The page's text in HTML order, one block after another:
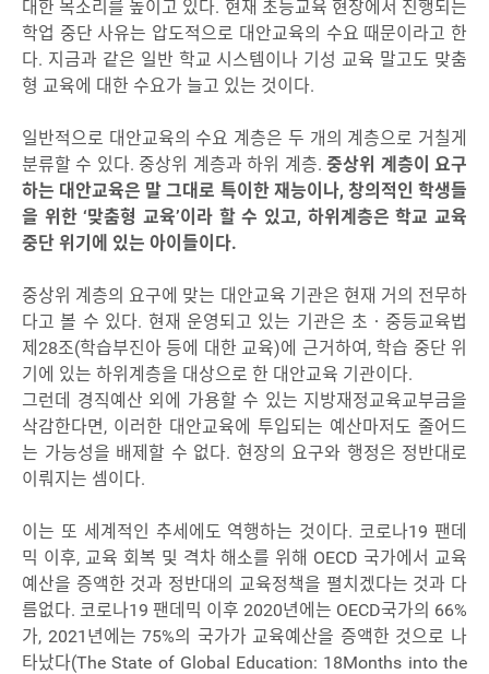
대한 목소리를 높이고 있다. 현재 초등교육 현장에서 진행되는
학업 중단 사유는 압도적으로 대안교육의 수요 때문이라고 한
다. 지금과 같은 일반 학교 시스템이나 기성 교육 말고도 맞춤
형 교육에 대한 수요가 늘고 있는 것이다.
일반적으로 대안교육의 수요 계층은 두 개의 계층으로 거칠게
분류할 수 있다. 중상위 계층과 하위 계층.중상위 계층이 요구
하는 대안교육은 말 그대로 특이한 재능이나, 창의적인 학생들
을 위한 ‘맞춤형 교육’이라 할 수 있고, 하위계층은 학교 교육
중단 위기에 있는 아이들이다.
중상위 계층의 요구에 맞는 대안교육 기관은 현재 거의 전무하
다고 볼 수 있다. 현재 운영되고 있는 기관은 초‧중등교육법
제28조(학습부진아 등에 대한 교육)에 근거하여, 학습 중단 위
기에 있는 하위계층을 대상으로 한 대안교육 기관이다.
그런데 경직예산 외에 가용할 수 있는 지방재정교육교부금을
삭감한다면, 이러한 대안교육에 투입되는 예산마저도 줄어드
는 가능성을 배제할 수 없다. 현장의 요구와 행정은 정반대로
이뤄지는 셈이다.
이는 또 세계적인 추세에도 역행하는 것이다. 코로나19 팬데
믹 이후, 교육 회복 및 격차 해소를 위해 OECD 국가에서 교육
예산을 증액한 것과 정반대의 교육정책을 펼치겠다는 것과 다
름없다. 코로나19 팬데믹 이후 2020년에는 OECD국가의 66%
가, 2021년에는 75%의 국가가 교육예산을 증액한 것으로 나
타났다(The State of Global Education: 18Months into the